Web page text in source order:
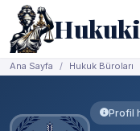
Ana Sayfa Hukuk Büroları
Profil